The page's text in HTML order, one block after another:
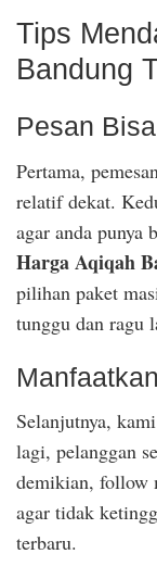
Tips
Bandung
Pesan
Pertama,
relatif dekat.
agar anda punya
Harga Aqiqah
pilihan paket
tunggu dan ragu
Selanjutnya,
lagi, pelanggan
demikian, follow
agar tidak
terbaru.